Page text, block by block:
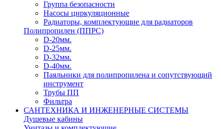
Группа безопасности
Насосы циркуляционные
Радиаторы, комплектующие для радиаторов
Полипропилен (ППРС)
D-20мм.
D-25мм.
D-32мм.
D-40мм.
Паяльники для полипропилена и сопутствующий
инструмент
Трубы ПП
Фильтра
САНТЕХНИКА И ИНЖЕНЕРНЫЕ СИСТЕМЫ
Душевые кабины